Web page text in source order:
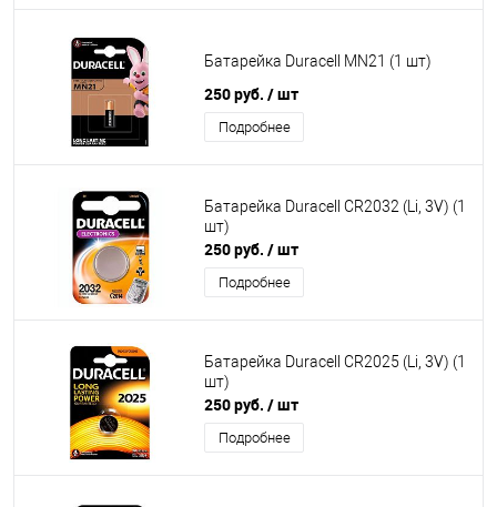
Батарейка Duracell MN21 (1 шт)
250 руб. / шт
Подробнее
Батарейка Duracell CR2032 (Li, 3V) (1
шт)
250 руб. / шт
Подробнее
Батарейка Duracell CR2025 (Li, 3V) (1
шт)
250 руб. / шт
Подробнее